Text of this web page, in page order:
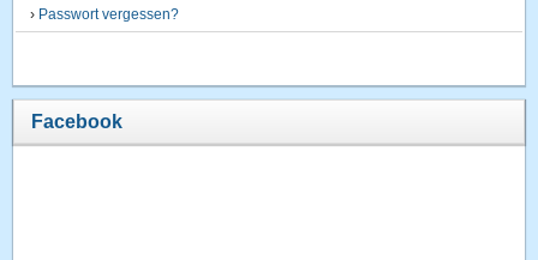
› Passwort vergessen?
Facebook